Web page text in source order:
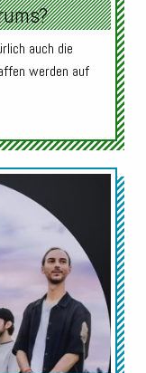
auch die
werden auf
Audio-
Player